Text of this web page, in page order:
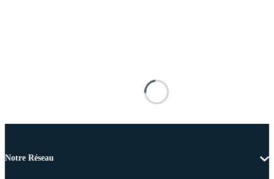
Notre Réseau